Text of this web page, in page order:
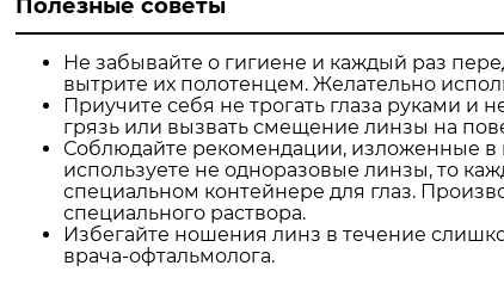
Полезные советы
Не забывайте о гигиене и каждый раз
вытрите их полотенцем. Желательно
Приучите себя не трогать глаза руками и
грязь или вызвать смещение линзы на
Соблюдайте рекомендации, изложенные в
используете не одноразовые линзы, то
специальном контейнере для глаз.
специального раствора.
Избегайте ношения линз в течение
врача-офтальмолога.